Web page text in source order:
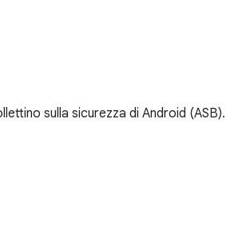
sulla sicurezza di Android (ASB).